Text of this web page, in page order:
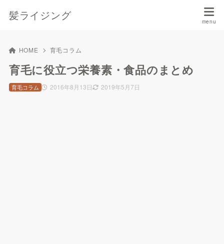
髪ライジング
HOME 育毛コラム
育毛に役立つ栄養素・食品のまとめ
2016年8月13日 2019年5月7日
育毛コラム